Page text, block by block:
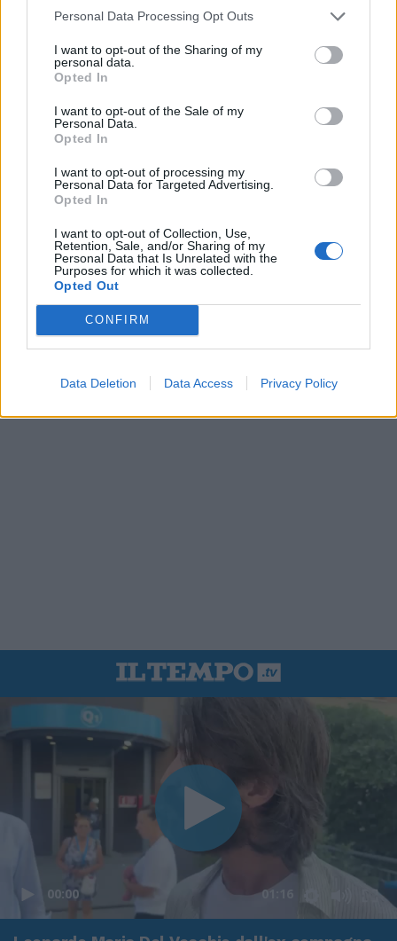
Personal Data Processing Opt Outs
I want to opt-out of the Sharing of my
personal data.
Opted In
I want to opt-out of the Sale of my
Personal Data.
Opted In
I want to opt-out of processing my
Personal Data for Targeted Advertising.
Opted In
I want to opt-out of Collection, Use,
Retention, Sale, and/or Sharing of my
Personal Data that Is Unrelated with the
Purposes for which it was collected.
Opted Out
CONFIRM
Data Deletion Data Access Privacy Policy
00:00 01:16